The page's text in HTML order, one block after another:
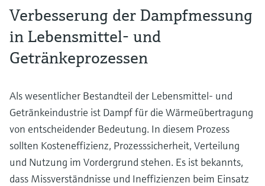
Verbesserung der Dampfmessung
in Lebensmittel- und
Getränkeprozessen
Als wesentlicher Bestandteil der Lebensmittel- und
Getränkeindustrie ist Dampf für die Wärmeübertragung
von entscheidender Bedeutung. In diesem Prozess
sollten Kosteneffizienz, Prozesssicherheit, Verteilung
und Nutzung im Vordergrund stehen. Es ist bekannts,
dass Missverständnisse und Ineffizienzen beim Einsatz